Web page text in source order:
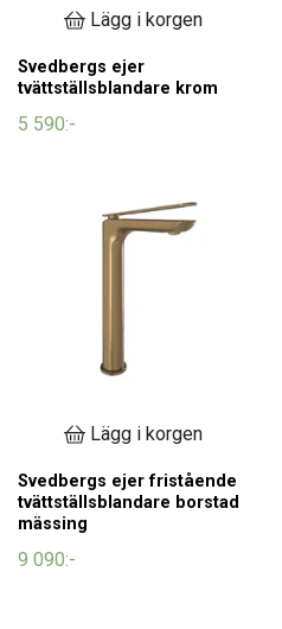
Lägg i korgen
Svedbergs ejer
tvättställsblandare krom
5 590:-
Lägg i korgen
Svedbergs ejer fristående
tvättställsblandare borstad
mässing
9 090:-